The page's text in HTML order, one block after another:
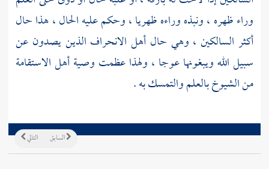
وراء ظهره ، ونبذه وراءه ظهريا ، وحكم عليه الحال ، هذا حال
أكثر السالكين ، وهي حال أهل الانحراف الذين يصدون عن
سبيل الله ويبغونها عوجا ، ولهذا عظمت وصية أهل الاستقامة
من الشيوخ بالعلم والتمسك به .
التالي السابق